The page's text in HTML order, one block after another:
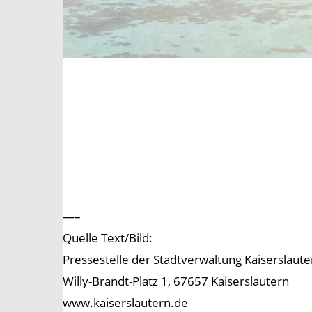
—–
Quelle Text/Bild:
Pressestelle der Stadtverwaltung
Willy-Brandt-Platz 1, 67657 Kaiserslautern
www.kaiserslautern.de